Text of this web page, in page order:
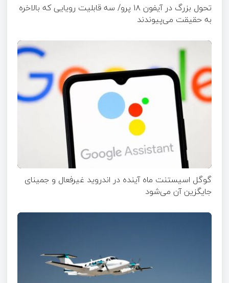
تحول بزرگ در آیفون ۱۸ پرو/ سه قابلیت رویایی که بالاخره
به حقیقت می‌پیوندند
گوگل اسیستنت ماه آینده در اندروید غیرفعال و جمینای
جایگزین آن می‌شود